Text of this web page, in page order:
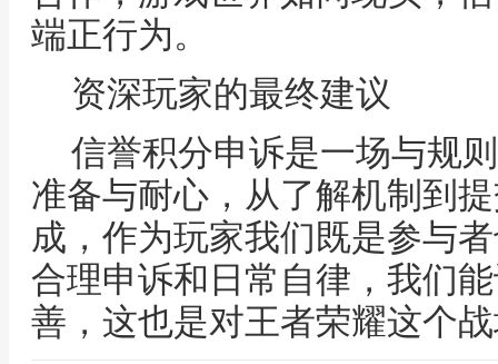
端正行为。
资深玩家的最终建议
信誉积分申诉是一场与规
准备与耐心，从了解机制到
成，作为玩家我们既是参与
合理申诉和日常自律，我们
善，这也是对王者荣耀这个